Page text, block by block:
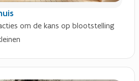
om de kans op blootstelling